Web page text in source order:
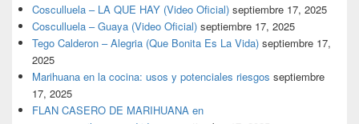
Cosculluela – LA QUE HAY (Video Oficial) septiembre 17, 2025
Cosculluela – Guaya (Video Oficial) septiembre 17, 2025
Tego Calderon – Alegria (Que Bonita Es La Vida) septiembre 17,
2025
Marihuana en la cocina: usos y potenciales riesgos septiembre
17, 2025
FLAN CASERO DE MARIHUANA en